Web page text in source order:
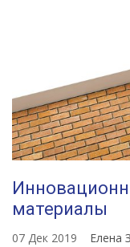
материалы
07 Дек 2019 Елена